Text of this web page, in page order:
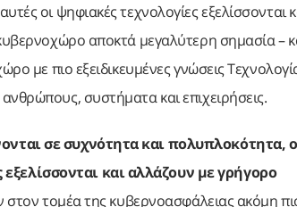
οι ψηφιακές τεχνολογίες εξελίσσονται
αποκτά μεγαλύτερη σημασία –
με πιο εξειδικευμένες γνώσεις
συστήματα και επιχειρήσεις.
σε συχνότητα και πολυπλοκότητα,
και αλλάζουν με γρήγορο
στον τομέα της κυβερνοασφάλειας ακόμη